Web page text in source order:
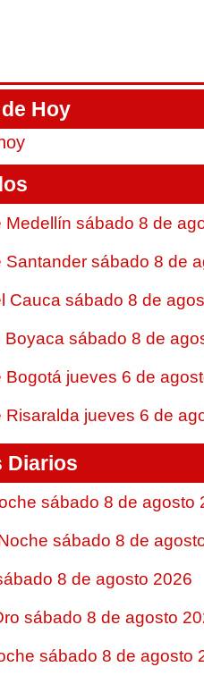
Hoy
Medellín sábado 8 de
Santander sábado 8 de
Cauca sábado 8 de
Boyaca sábado 8 de
Bogotá jueves 6 de
Risaralda jueves 6 de
Diarios
sábado 8 de agosto
sábado 8 de
8 de agosto 2026
sábado 8 de agosto
sábado 8 de agosto